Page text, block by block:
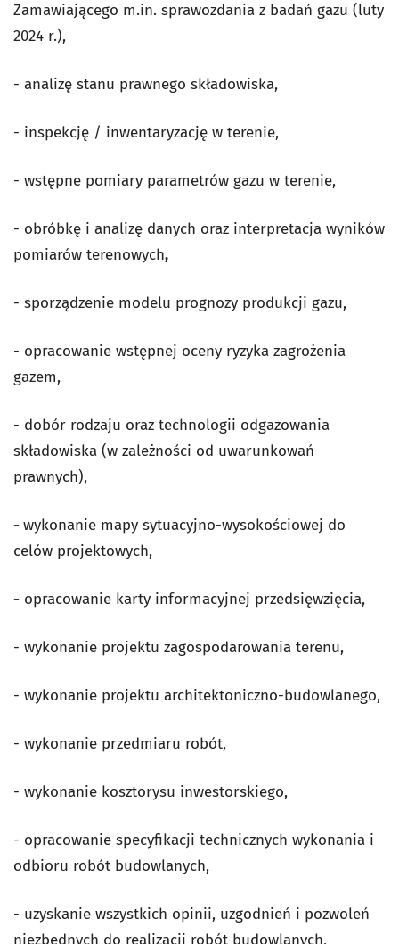
Zamawiającego m.in. sprawozdania z badań gazu (luty
2024 r.),
- analizę stanu prawnego składowiska,
- inspekcję / inwentaryzację w terenie,
- wstępne pomiary parametrów gazu w terenie,
- obróbkę i analizę danych oraz interpretacja wyników
pomiarów terenowych,
- sporządzenie modelu prognozy produkcji gazu,
- opracowanie wstępnej oceny ryzyka zagrożenia
gazem,
- dobór rodzaju oraz technologii odgazowania
składowiska (w zależności od uwarunkowań
prawnych),
-wykonanie mapy sytuacyjno-wysokościowej do
celów projektowych,
- opracowanie karty informacyjnej przedsięwzięcia,
- wykonanie projektu zagospodarowania terenu,
- wykonanie projektu architektoniczno-budowlanego,
- wykonanie przedmiaru robót,
- wykonanie kosztorysu inwestorskiego,
- opracowanie specyfikacji technicznych wykonania i
odbioru robót budowlanych,
- uzyskanie wszystkich opinii, uzgodnień i pozwoleń
niezbędnych do realizacji robót budowlanych,